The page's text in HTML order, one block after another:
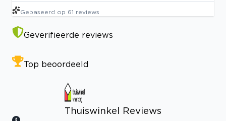
Gebaseerd op 61 reviews
Geverifieerde reviews
Top beoordeeld
Thuiswinkel Reviews